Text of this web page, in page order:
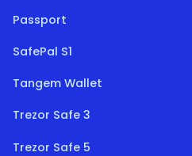
Passport
SafePal S1
Tangem Wallet
Trezor Safe 3
Trezor Safe 5